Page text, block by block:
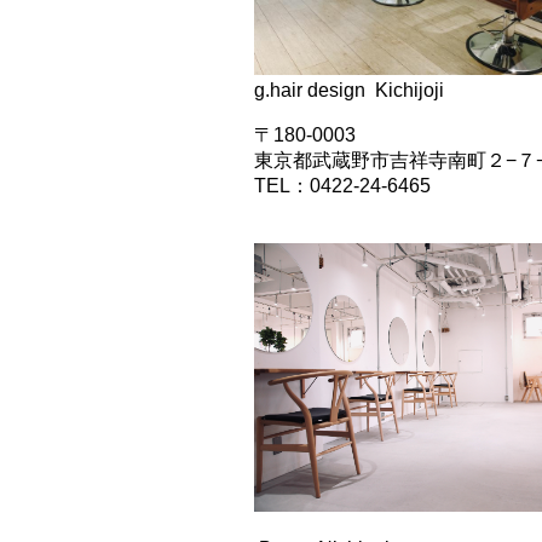
g.hair design Kichijoji
〒180-0003
東京都武蔵野市吉祥寺南町２−７
TEL：0422-24-6465